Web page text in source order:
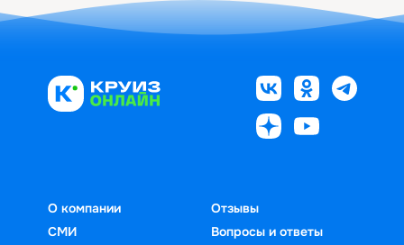
О компании
СМИ
Отзывы
Вопросы и ответы